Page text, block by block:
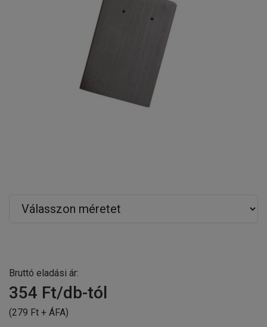
Bruttó eladási ár:
354 Ft/db-tól
(279 Ft + ÁFA)